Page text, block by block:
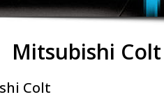
Mitsubishi Colt
Colt